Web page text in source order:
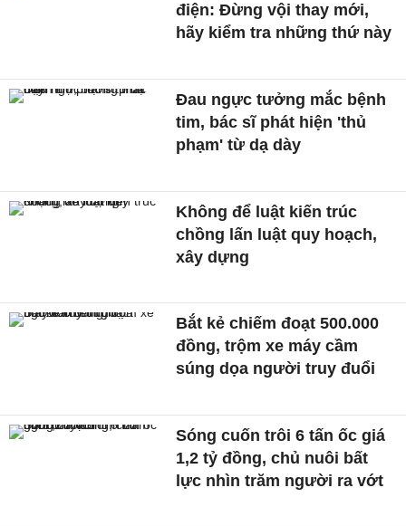
điện: Đừng vội thay mới,
hãy kiểm tra những thứ này
Đau ngực tưởng mắc bệnh
tim, bác sĩ phát hiện 'thủ
phạm' từ dạ dày
Không để luật kiến trúc
chồng lấn luật quy hoạch,
xây dựng
Bắt kẻ chiếm đoạt 500.000
đồng, trộm xe máy cầm
súng dọa người truy đuổi
Sóng cuốn trôi 6 tấn ốc giá
1,2 tỷ đồng, chủ nuôi bất
lực nhìn trăm người ra vớt